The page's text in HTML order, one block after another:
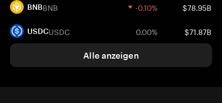
BNBBNB -0.10% $78.95B
USDCUSDC 0.00% $71.87B
Alle anzeigen